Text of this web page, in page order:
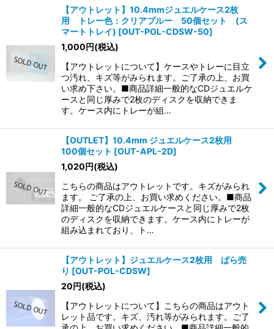
【アウトレット】10.4mmジュエルケース2枚
用 トレー色：クリアブルー 50個セット (ス
マートトレイ) [OUT-POL-CDSW-50]
1,000 円(税込)
【アウトレットについて】ケースやトレーに目立
つ汚れ、キズ等がみられます。ご了承の上、お買
い求め下さい。■商品詳細一般的なCDジュエルケ
ースと同じ厚みで2枚のディスクを収納できま
す。ケース内にトレーが組…
【OUTLET】10.4mm ジュエルケース2枚用
100個セット [OUT-APL-2D]
1,020 円(税込)
こちらの商品はアウトレットです。キズがみられ
ます。 ご了承の上、お買い求めください。■商品
詳細一般的なCDジュエルケースと同じ厚みで2枚
のディスクを収納できます。ケース内にトレーが
組み込まれており、ト…
【アウトレット】ジュエルケース2枚用 ばら売
り [OUT-POL-CDSW]
20 円(税込)
【アウトレットについて】こちらの商品はアウト
レット品です。キズ、汚れ等がみられます。ご了